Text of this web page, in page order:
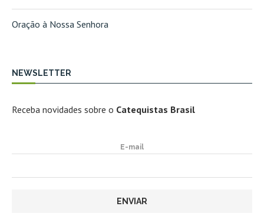
Oração à Nossa Senhora
NEWSLETTER
Receba novidades sobre o Catequistas Brasil
E-mail